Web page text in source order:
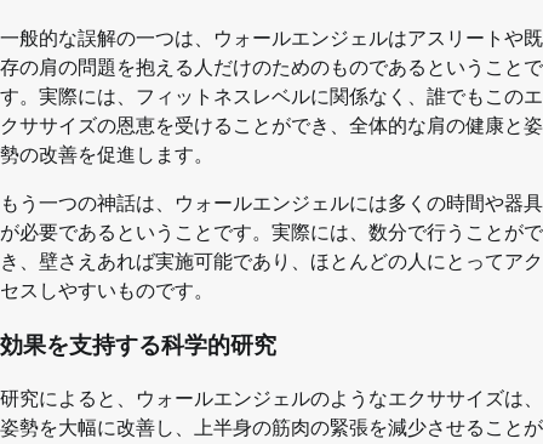
一般的な誤解の一つは、ウォールエンジェルはアスリートや既
存の肩の問題を抱える人だけのためのものであるということで
す。実際には、フィットネスレベルに関係なく、誰でもこのエ
クササイズの恩恵を受けることができ、全体的な肩の健康と姿
勢の改善を促進します。
もう一つの神話は、ウォールエンジェルには多くの時間や器具
が必要であるということです。実際には、数分で行うことがで
き、壁さえあれば実施可能であり、ほとんどの人にとってアク
セスしやすいものです。
効果を支持する科学的研究
研究によると、ウォールエンジェルのようなエクササイズは、
姿勢を大幅に改善し、上半身の筋肉の緊張を減少させることが